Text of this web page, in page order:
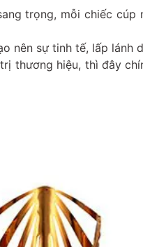
trọng, mỗi chiếc cúp
nên sự tinh tế, lấp lánh
thương hiệu, thì đây